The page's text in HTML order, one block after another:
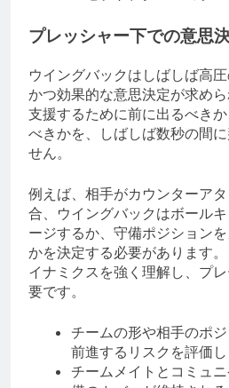
プレッシャー下での意思
ウイングバックはしばしば高
かつ効果的な意思決定が求め
支援するために前に出るべき
べきかを、しばしば数秒の間
せん。
例えば、相手がカウンターア
合、ウイングバックはボール
ージするか、守備ポジション
かを決定する必要があります
イナミクスを強く理解し、プ
要です。
チームの形や相手のポ
前進するリスクを評価し
チームメイトとコミュ